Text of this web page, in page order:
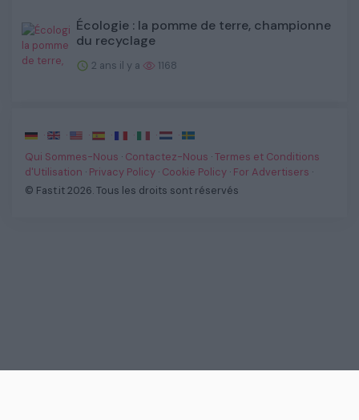
Écologie : la pomme de terre, championne
du recyclage
2 ans il y a 1168
· · · · · ·
·
Qui Sommes-Nous · Contactez-Nous ·Termes et Conditions
d'Utilisation · Privacy Policy · Cookie Policy · For Advertisers ·
© Fast.it 2026. Tous les droits sont réservés